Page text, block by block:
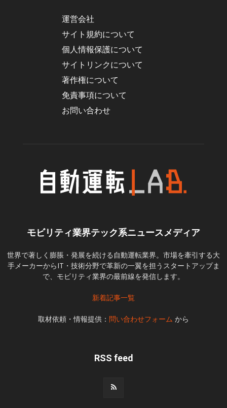
運営会社
サイト規約について
個人情報保護について
サイトリンクについて
著作権について
免責事項について
お問い合わせ
モビリティ業界テック系ニュースメディア
世界で著しく膨脹・発展を続ける自動運転業界。市場を牽引する大
手メーカーからIT・技術分野で革新の一翼を担うスタートアップま
で、モビリティ業界の最前線を発信します。
新着記事一覧
取材依頼・情報提供： 問い合わせフォーム から
RSS feed